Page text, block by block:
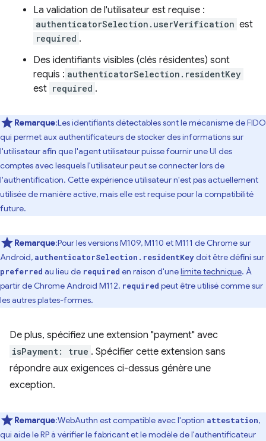
La validation de l'utilisateur est requise :
authenticatorSelection.userVerification est
required .
Des identifiants visibles (clés résidentes) sont
requis : authenticatorSelection.residentKey
est required .
Remarque:Les identifiants détectables sont le mécanisme de FIDO
qui permet aux authentificateurs de stocker des informations sur
l'utilisateur afin que l'agent utilisateur puisse fournir une UI des
comptes avec lesquels l'utilisateur peut se connecter lors de
l'authentification. Cette expérience utilisateur n'est pas actuellement
utilisée de manière active, mais elle est requise pour la compatibilité
future.
Remarque:Pour les versions M109, M110 et M111 de Chrome sur
Android, authenticatorSelection.residentKeydoit être défini sur
preferred au lieu de required en raison d'unelimite technique. À
partir de Chrome Android M112, required peut être utilisé comme sur
les autres plates-formes.
De plus, spécifiez une extension "payment" avec
isPayment: true . Spécifier cette extension sans
répondre aux exigences ci-dessus génère une
exception.
Remarque:WebAuthn est compatible avec l'option attestation,
qui aide le RP à vérifier le fabricant et le modèle de l'authentificateur